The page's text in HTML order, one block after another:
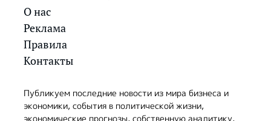
О нас
Реклама
Правила
Контакты
Публикуем последние новости из мира бизнеса и
экономики, события в политической жизни,